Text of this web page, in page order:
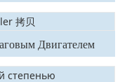
Двигателем